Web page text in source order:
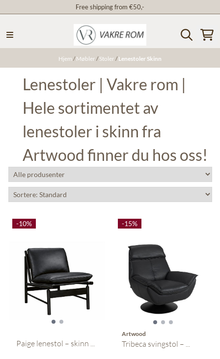
Free shipping from €50,-
Hjem /Møbler /Stoler /Lenestoler Skinn
Lenestoler | Vakre rom |
Hele sortimentet av
lenestoler i skinn fra
Artwood finner du hos oss!
-10%
Paige lenestol – skinn ...
-15%
Artwood
Tribeca svingstol – ...